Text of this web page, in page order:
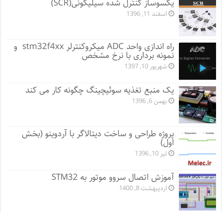
یکسوساز کنترل شده سیلیکونی(SCR)
اسفند 11, 1396
راه اندازی واحد ADC میکروکنترلر stm32f4xx و
نمونه برداری با نرخ مشخص
شهریور 10, 1397
یک منبع تغذیه سوئیچینگ چگونه کار می کند
بهمن 6, 1396
پروژه طراحی و ساخت دیتالاگر با آردوینو (بخش
اول)
تیر 10, 1396
آموزش اتصال سروو موتور به STM32
اردیبهشت 8, 1400